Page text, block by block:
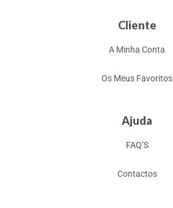
Cliente
A Minha Conta
Os Meus Favoritos
Ajuda
FAQ’S
Contactos